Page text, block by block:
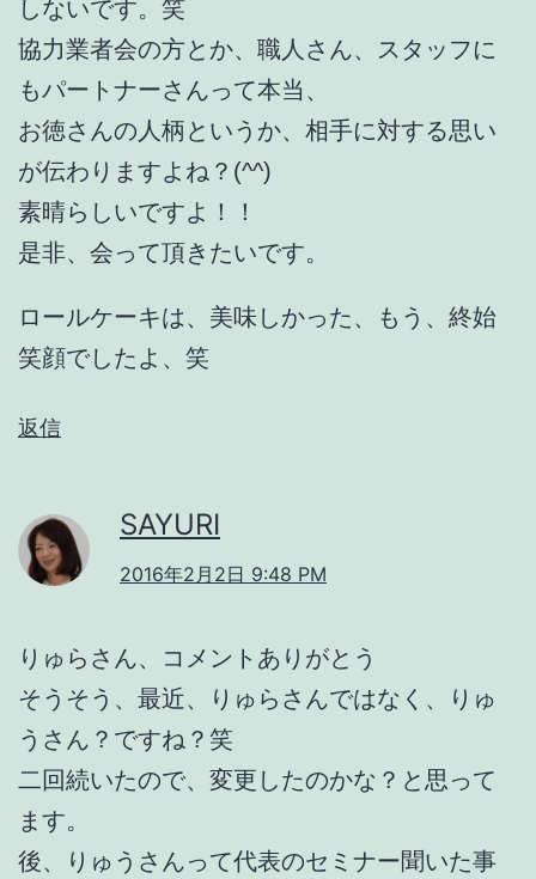
しないです。笑
協力業者会の方とか、職人さん、スタッフに
もパートナーさんって本当、
お徳さんの人柄というか、相手に対する思い
が伝わりますよね？(^^)
素晴らしいですよ！！
是非、会って頂きたいです。
ロールケーキは、美味しかった、もう、終始
笑顔でしたよ、笑
返信
SAYURI
2016年2月2日 9:48 PM
りゅらさん、コメントありがとう
そうそう、最近、りゅらさんではなく、りゅ
うさん？ですね？笑
二回続いたので、変更したのかな？と思って
ます。
後、りゅうさんって代表のセミナー聞いた事